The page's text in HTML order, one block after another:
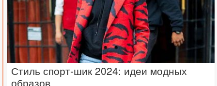
Стиль спорт-шик 2024: идеи модных
образов